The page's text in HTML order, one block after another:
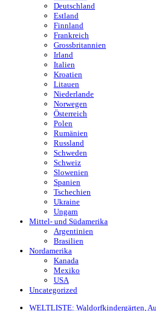
Deutschland
Estland
Finnland
Frankreich
Grossbritannien
Irland
Italien
Kroatien
Litauen
Niederlande
Norwegen
Österreich
Polen
Rumänien
Russland
Schweden
Schweiz
Slowenien
Spanien
Tschechien
Ukraine
Ungarn
Mittel- und Südamerika
Argentinien
Brasilien
Nordamerika
Kanada
Mexiko
USA
Uncategorized
WELTLISTE: Waldorfkindergärten,